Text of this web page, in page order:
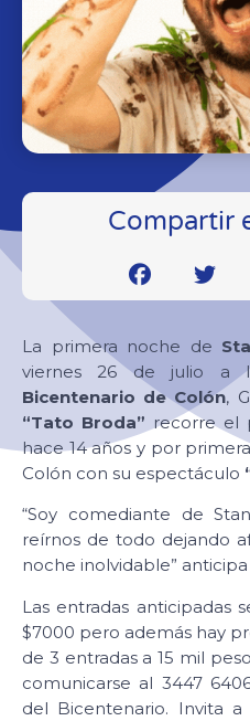
Compartir
La primera noche de
viernes 26 de julio a
Bicentenario de Colón,
“Tato Broda” recorre el
hace 14 años y por
Colón con su espectáculo
“Soy comediante de
reírnos de todo dejando
noche inolvidable”
Las entradas anticipadas
$7000 pero además hay
de 3 entradas a 15 mil
comunicarse al 3447
del Bicentenario. Invita